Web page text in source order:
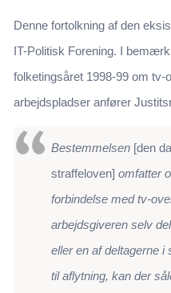
Denne fortolkning af den
IT-Politisk Forening. I
folketingsåret 1998-99 om tv-
arbejdspladser anfører
Bestemmelsen [den
straffeloven] omfatter
forbindelse med tv-
arbejdsgiveren selv
eller en af deltagerne
til aflytning, kan der